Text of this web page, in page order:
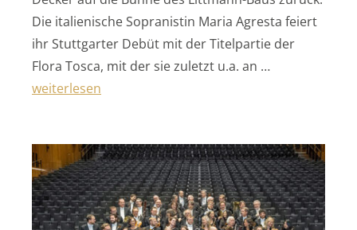
Die italienische Sopranistin Maria Agresta feiert
ihr Stuttgarter Debüt mit der Titelpartie der
Flora Tosca, mit der sie zuletzt u.a. an …
„Die Staatsoper Stuttgart“
weiterlesen